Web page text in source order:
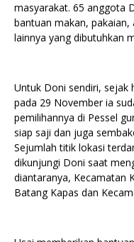
masyarakat. 65 anggota
bantuan makan,
lainnya yang dibutuhkan
Untuk Doni sendiri, sejak
pada 29 November ia
pemilihannya di Pessel
siap saji dan juga
Sejumlah titik lokasi
dikunjungi Doni saat
diantaranya, Kecamatan
Batang Kapas dan